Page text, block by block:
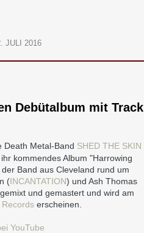
JULI 2016
Debütalbum mit Track
Death Metal-Band SHED THE SKIN
kommendes Album "Harrowing
Band aus Cleveland rund um
(INCANTATION) und Ash Thomas
gemixt und gemastert und wird am
erscheinen.
YouTube